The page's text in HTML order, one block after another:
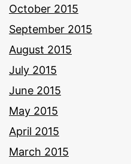
October 2015
September 2015
August 2015
July 2015
June 2015
May 2015
April 2015
March 2015